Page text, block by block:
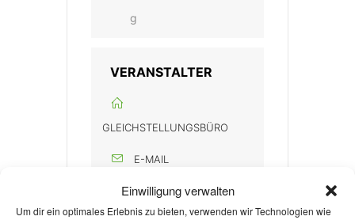
Einwilligung verwalten
Um dir ein optimales Erlebnis zu bieten, verwenden wir Technologien wie
g
VERANSTALTER
GLEICHSTELLUNGSBÜRO
E-MAIL